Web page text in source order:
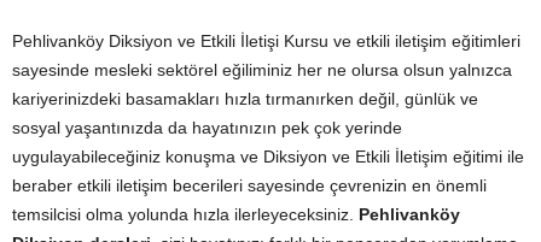
Pehlivanköy Diksiyon ve Etkili İletişi Kursu ve etkili iletişim eğitimleri
sayesinde mesleki sektörel eğiliminiz her ne olursa olsun yalnızca
kariyerinizdeki basamakları hızla tırmanırken değil, günlük ve
sosyal yaşantınızda da hayatınızın pek çok yerinde
uygulayabileceğiniz konuşma ve Diksiyon ve Etkili İletişim eğitimi ile
beraber etkili iletişim becerileri sayesinde çevrenizin en önemli
temsilcisi olma yolunda hızla ilerleyeceksiniz. Pehlivanköy